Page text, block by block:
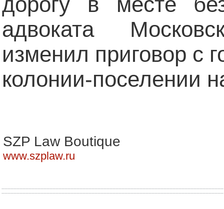
адвоката
изменил приговор с
колонии-поселении
SZP Law Boutique
www.szplaw.ru